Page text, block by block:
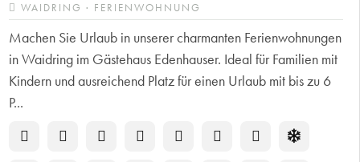
WAIDRING · FERIENWOHNUNG
Machen Sie Urlaub in unserer charmanten Ferienwohnungen
in Waidring im Gästehaus Edenhauser. Ideal für Familien mit
Kindern und ausreichend Platz für einen Urlaub mit bis zu 6
P...